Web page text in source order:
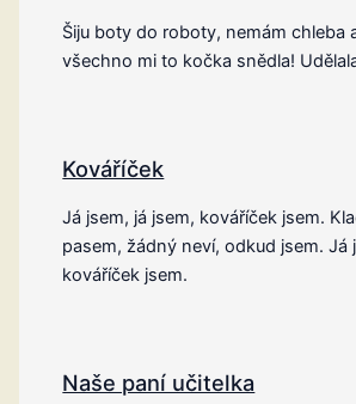
Šiju boty do roboty, nemám chleba
všechno mi to kočka snědla!
Kováříček
Já jsem, já jsem, kováříček jsem.
pasem, žádný neví, odkud jsem. Já
kováříček jsem.
Naše paní učitelka